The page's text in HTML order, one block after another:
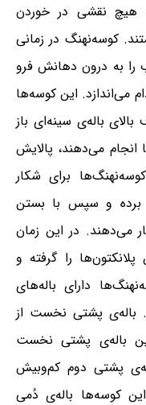
هیچ نقشی در خوردن
کوسه‌نهنگ در زمانی
را به درون دهانش فرو
می‌اندازد. این کوسه‌ها
باله‌ی سینه‌ای باز
می‌دهند، پالایش
برای شکار
برده و سپس با بستن
می‌دهند. در این زمان
را گرفته و
دارای باله‌های
باله‌ی پشتی نخست از
باله‌ی پشتی نخست
پشتی دوم کم‌وبیش
کوسه‌ها باله‌ی دُمی